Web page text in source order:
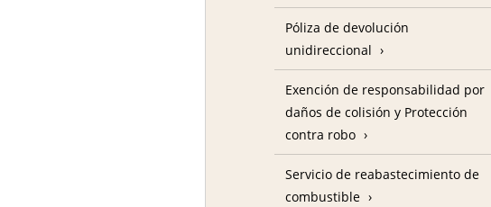
Póliza de devolución
unidireccional
Exención de responsabilidad por
daños de colisión y Protección
contra robo
Servicio de reabastecimiento de
combustible